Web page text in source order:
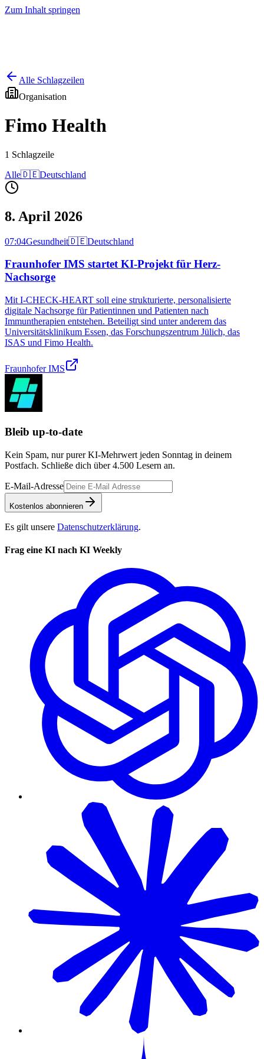
Zum Inhalt springen
Alle Schlagzeilen
Organisation
Fimo Health
1 Schlagzeile
Alle🇩🇪Deutschland
8. April 2026
07:04Gesundheit🇩🇪Deutschland
Fraunhofer IMS startet KI-Projekt für Herz-
Nachsorge
Mit I-CHECK-HEART soll eine strukturierte, personalisierte
digitale Nachsorge für Patientinnen und Patienten nach
Immuntherapien entstehen. Beteiligt sind unter anderem das
Universitätsklinikum Essen, das Forschungszentrum Jülich, das
ISAS und Fimo Health.
Fraunhofer IMS
Bleib up-to-date
Kein Spam, nur purer KI-Mehrwert jeden Sonntag in deinem
Postfach. Schließe dich über4.500 Lesern an.
E-Mail-Adresse
Kostenlos abonnieren
Es gilt unsere Datenschutzerklärung.
Frag eine KI nach KI Weekly